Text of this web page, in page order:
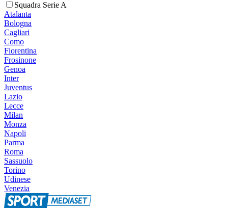
Squadra Serie A
Atalanta
Bologna
Cagliari
Como
Fiorentina
Frosinone
Genoa
Inter
Juventus
Lazio
Lecce
Milan
Monza
Napoli
Parma
Roma
Sassuolo
Torino
Udinese
Venezia